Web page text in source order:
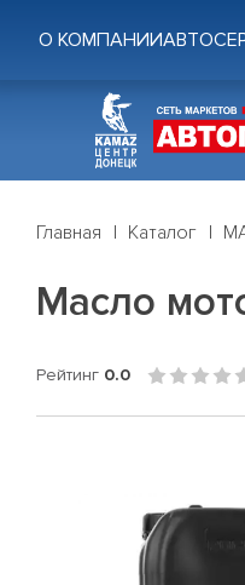
О КОМПАНИИ
Главная Каталог
Масло
Рейтинг 0.0